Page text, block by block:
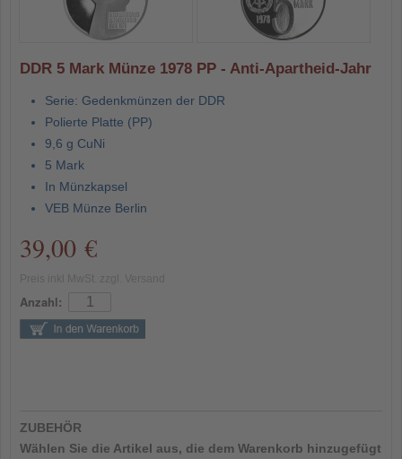
DDR 5 Mark Münze 1978 PP - Anti-Apartheid-Jahr
Serie: Gedenkmünzen der DDR
Polierte Platte (PP)
9,6 g CuNi
5 Mark
In Münzkapsel
VEB Münze Berlin
39,00 €
Anzahl:
ZUBEHÖR
Wählen Sie die Artikel aus, die dem Warenkorb hinzugefügt